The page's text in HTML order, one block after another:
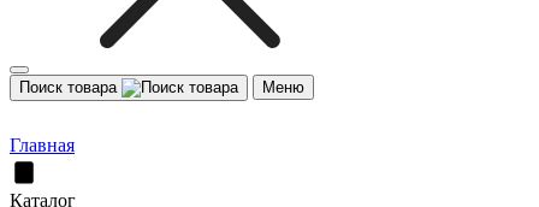
Поиск товара Меню
Главная
Каталог